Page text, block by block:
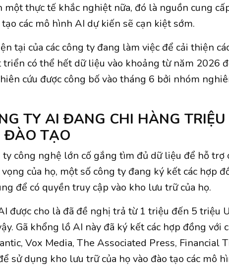
một thực tế khắc nghiệt nữa, đó là nguồn cung
các mô hình AI dự kiến sẽ cạn kiệt sớm.
tại của các công ty đang làm việc để cải thiện
triển có thể hết dữ liệu vào khoảng từ năm 2026
cứu được công bố vào tháng 6 bởi nhóm
TY AI ĐANG CHI HÀNG
ĐÀO TẠO
ty công nghệ lớn cố gắng tìm đủ dữ liệu để hỗ trợ
của họ, một số công ty đang ký kết các hợp
để có quyền truy cập vào kho lưu trữ của họ.
được cho là đã đề nghị trả từ 1 triệu đến 5 triệu
Gã khổng lồ AI này đã ký kết các hợp đồng với
Vox Media, The Associated Press, Financial
sử dụng kho lưu trữ của họ vào đào tạo các mô